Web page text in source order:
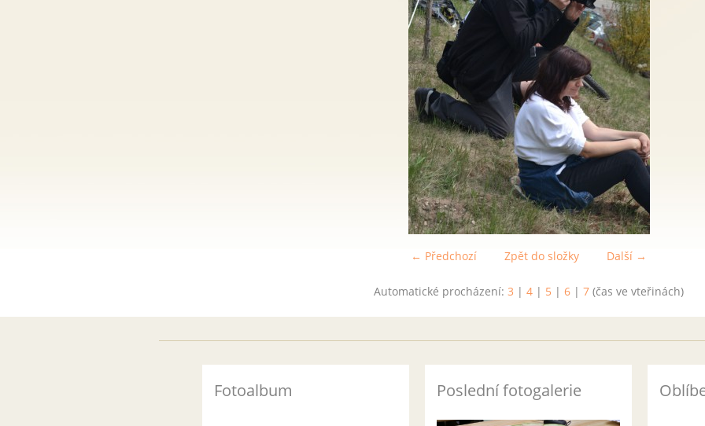
← Předchozí Další →
Zpět do složky
Automatické procházení: 3 | 4 | 5 | 6 | 7 (čas ve vteřinách)
Fotoalbum Poslední fotogalerie